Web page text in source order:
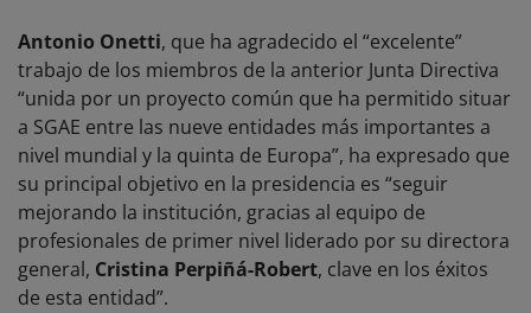
Antonio Onetti, que ha agradecido el “excelente”
trabajo de los miembros de la anterior Junta Directiva
“unida por un proyecto común que ha permitido situar
a SGAE entre las nueve entidades más importantes a
nivel mundial y la quinta de Europa”, ha expresado que
su principal objetivo en la presidencia es “seguir
mejorando la institución, gracias al equipo de
profesionales de primer nivel liderado por su directora
general, Cristina Perpiñá-Robert, clave en los éxitos
de esta entidad”.